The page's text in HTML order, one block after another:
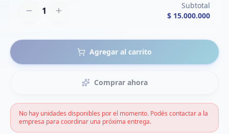
1
Subtotal
$ 15.000.000
Agregar al carrito
Comprar ahora
No hay unidades disponibles por el momento. Podés contactar a la
empresa para coordinar una próxima entrega.